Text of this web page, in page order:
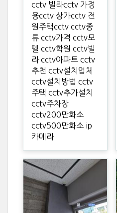
cctv 빌라cctv 가정
용cctv 상가cctv 전
원주택cctv cctv종
류 cctv가격 cctv모
텔 cctv학원 cctv빌
라 cctv아파트 cctv
추천 cctv설치업체
cctv설치방법 cctv
주택 cctv추가설치
cctv주차장
cctv200만화소
cctv500만화소 ip
카메라